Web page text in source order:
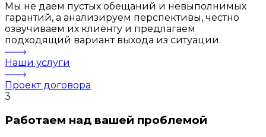
Мы не даем пустых обещаний и невыполнимых
гарантий, а анализируем перспективы, честно
озвучиваем их клиенту и предлагаем
подходящий вариант выхода из ситуации.
Наши услуги
Проект договора
3
Работаем над вашей проблемой